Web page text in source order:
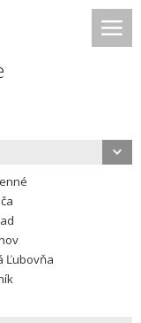
Ľubovňa